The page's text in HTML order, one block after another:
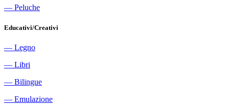
― Peluche
Educativi/Creativi
― Legno
― Libri
― Bilingue
― Emulazione